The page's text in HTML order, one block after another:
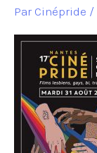
Par Cinépride /